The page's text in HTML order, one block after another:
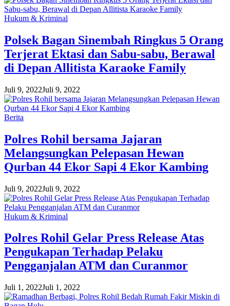
Hukum & Kriminal
Polsek Bagan Sinembah Ringkus 5 Orang
Terjerat Ektasi dan Sabu-sabu, Berawal
di Depan Allitista Karaoke Family
Juli 9, 2022Juli 9, 2022
Berita
Polres Rohil bersama Jajaran
Melangsungkan Pelepasan Hewan
Qurban 44 Ekor Sapi 4 Ekor Kambing
Juli 9, 2022Juli 9, 2022
Hukum & Kriminal
Polres Rohil Gelar Press Release Atas
Pengukapan Terhadap Pelaku
Pengganjalan ATM dan Curanmor
Juli 1, 2022Juli 1, 2022